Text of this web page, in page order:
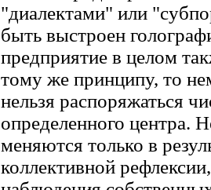
"диалектами" или
быть выстроен
предприятие в целом
тому же принципу, то
нельзя распоряжаться
определенного центра.
меняются только в
коллективной